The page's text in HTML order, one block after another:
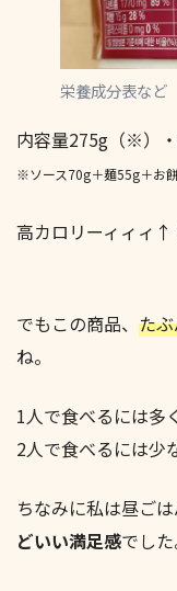
栄養成分表など
内容量275g（※）・
※ソース70g＋麺55g＋お
高カロリーィィ
でもこの商品、 た
ね。
1人で食べるには多
2人で食べるには少
ちなみに私は昼ご
どいい満足感でした